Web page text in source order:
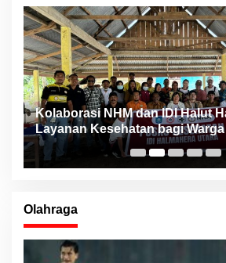
Kolaborasi NHM dan IDI Halut
Layanan Kesehatan bagi
Bencana Kao Barat
Olahraga